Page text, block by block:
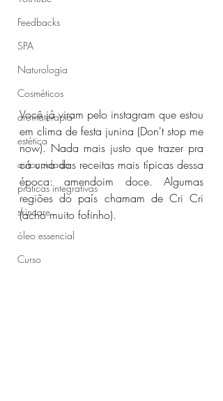
Feedbacks
SPA
Naturologia
Cosméticos
aromaterapia
estética
autocuidado
práticas integrativas
skincare
óleo essencial
Curso
Você já viram pelo instagram que estou
em clima de festa junina (Don't stop me
now). Nada mais justo que trazer pra
cá uma das receitas mais típicas dessa
época: amendoim doce. Algumas
regiões do país chamam de Cri Cri
(acho muito fofinho).